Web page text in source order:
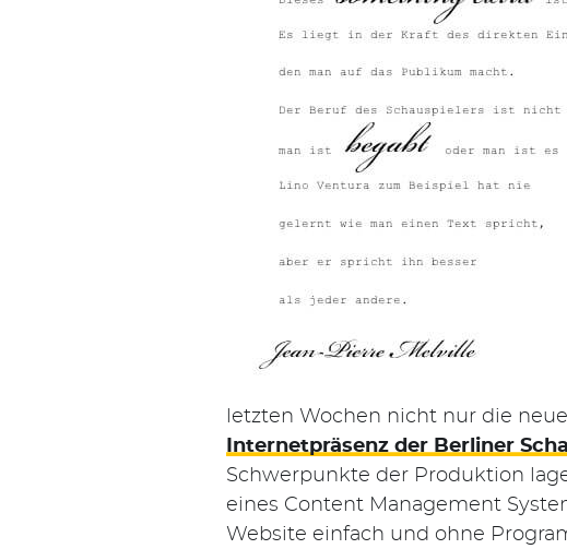
letzten Wochen nicht nur die
Internetpräsenz der Berliner
Schwerpunkte der Produktion
eines Content Management
Website einfach und ohne